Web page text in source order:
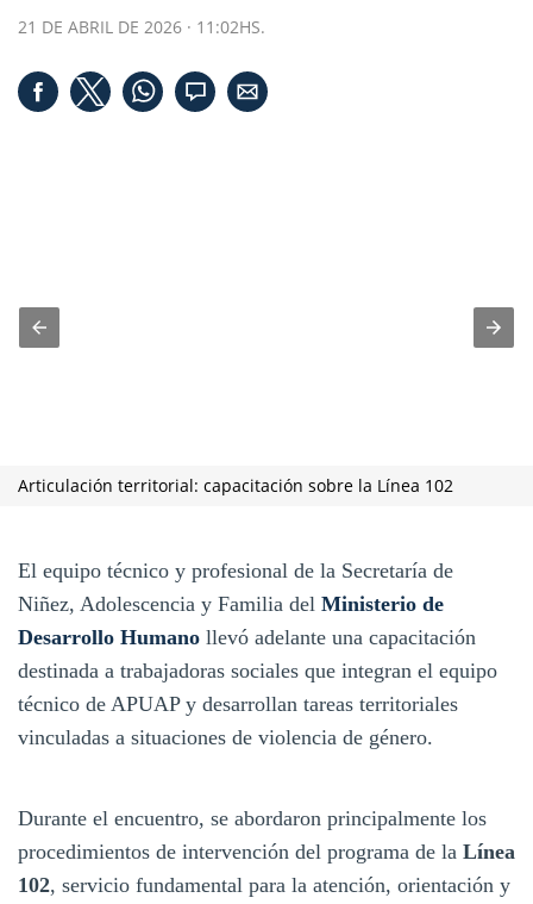
21 DE ABRIL DE 2026 · 11:02HS.
Articulación territorial: capacitación sobre la Línea 102
El equipo técnico y profesional de la Secretaría de
Niñez, Adolescencia y Familia del Ministerio de
Desarrollo Humano llevó adelante una capacitación
destinada a trabajadoras sociales que integran el equipo
técnico de APUAP y desarrollan tareas territoriales
vinculadas a situaciones de violencia de género.
Durante el encuentro, se abordaron principalmente los
procedimientos de intervención del programa de la Línea
102, servicio fundamental para la atención, orientación y